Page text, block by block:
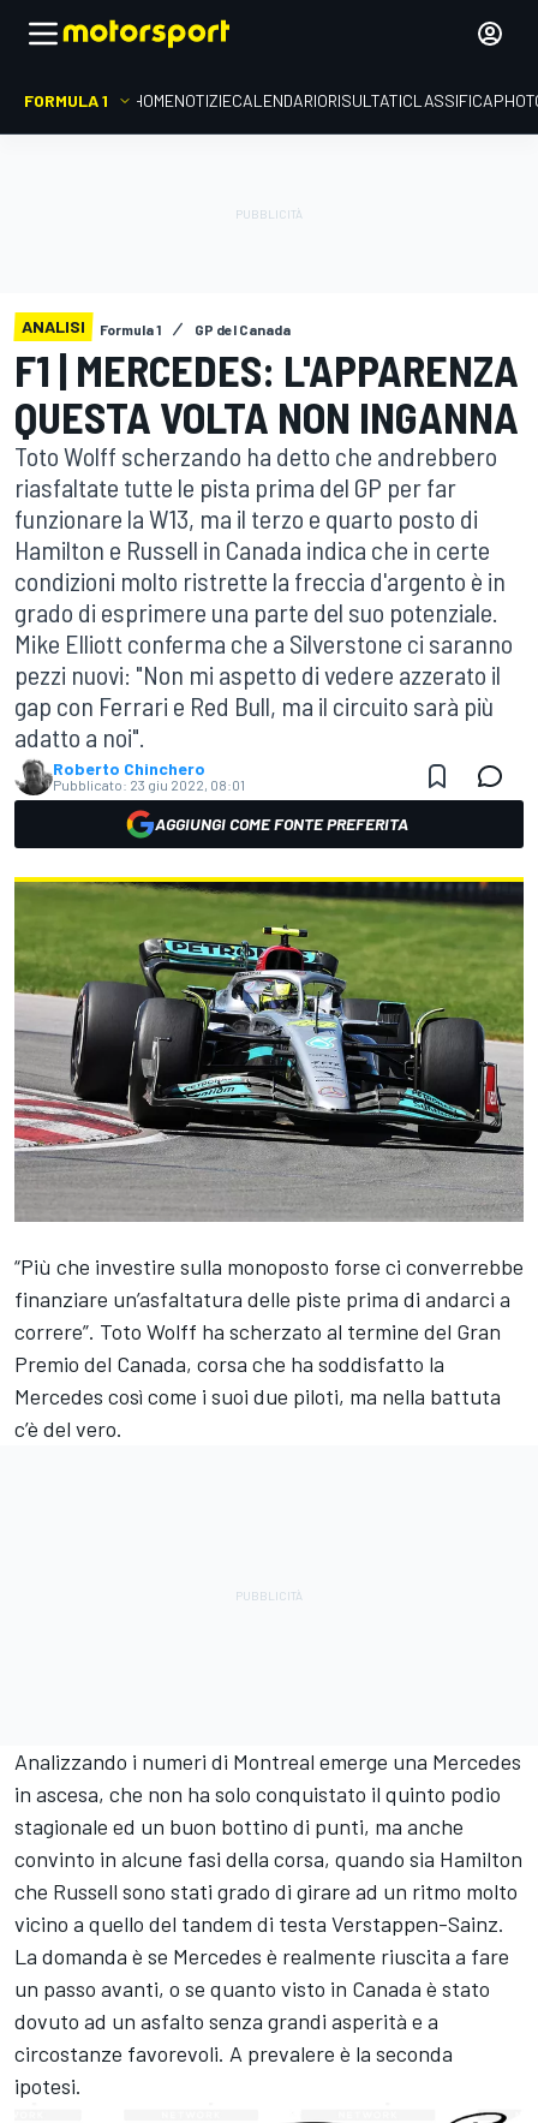
FORMULA 1 HOMENOTIZIECALENDARIORISULTATICLASSIFICA
ANALISI Formula 1 GP del Canada
F1 | MERCEDES: L'APPARENZA
QUESTA VOLTA NON INGANNA
Toto Wolff scherzando ha detto che andrebbero
riasfaltate tutte le pista prima del GP per far
funzionare la W13, ma il terzo e quarto posto di
Hamilton e Russell in Canada indica che in certe
condizioni molto ristrette la freccia d'argento è in
grado di esprimere una parte del suo potenziale.
Mike Elliott conferma che a Silverstone ci saranno
pezzi nuovi: "Non mi aspetto di vedere azzerato il
gap con Ferrari e Red Bull, ma il circuito sarà più
adatto a noi".
Roberto Chinchero
Pubblicato: 23 giu 2022, 08:01
AGGIUNGI COME FONTE PREFERITA
“Più che investire sulla monoposto forse ci converrebbe
finanziare un’asfaltatura delle piste prima di andarci a
correre”. Toto Wolff ha scherzato al termine del Gran
Premio del Canada, corsa che ha soddisfatto la
Mercedes così come i suoi due piloti, ma nella battuta
c’è del vero.
Analizzando i numeri di Montreal emerge una Mercedes
in ascesa, che non ha solo conquistato il quinto podio
stagionale ed un buon bottino di punti, ma anche
convinto in alcune fasi della corsa, quando sia Hamilton
che Russell sono stati grado di girare ad un ritmo molto
vicino a quello del tandem di testa Verstappen-Sainz.
La domanda è se Mercedes è realmente riuscita a fare
un passo avanti, o se quanto visto in Canada è stato
dovuto ad un asfalto senza grandi asperità e a
circostanze favorevoli. A prevalere è la seconda
ipotesi.